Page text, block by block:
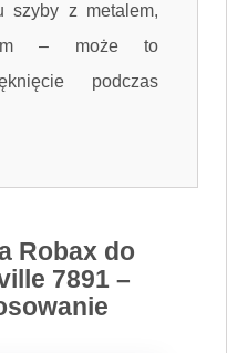
szyby z metalem,
– może to
podczas
Robax do
7891 –